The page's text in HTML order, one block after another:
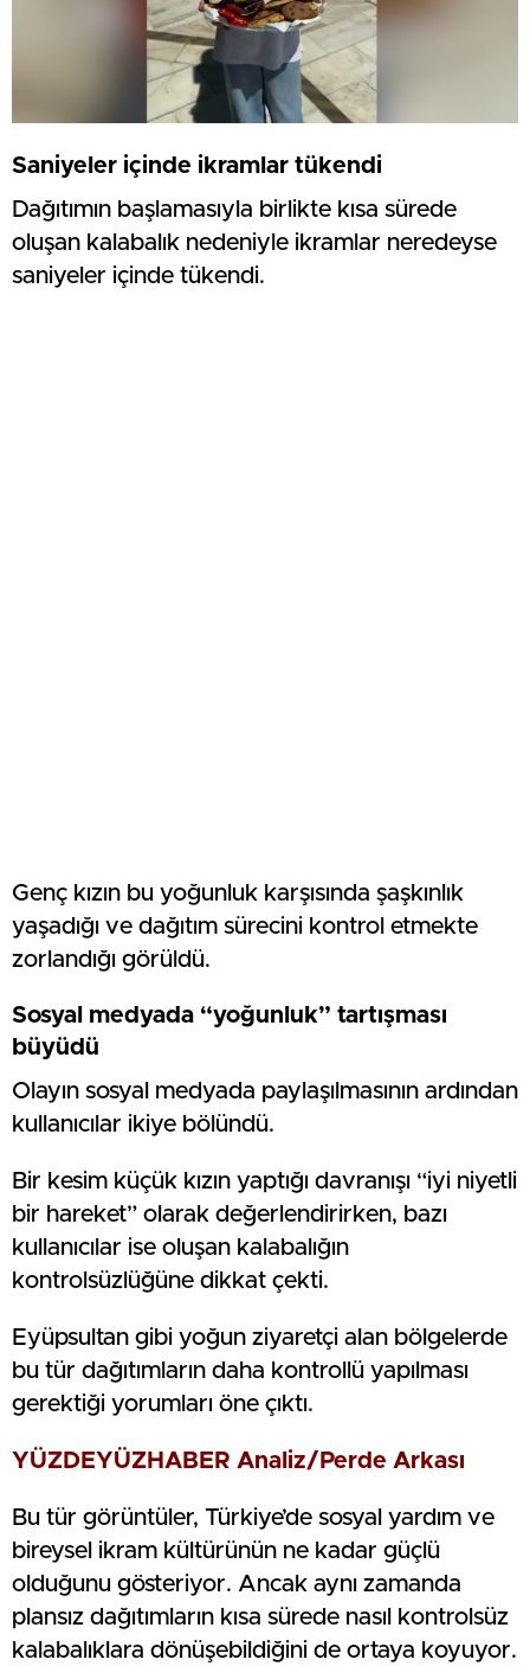
Saniyeler içinde ikramlar tükendi
Dağıtımın başlamasıyla birlikte kısa sürede
oluşan kalabalık nedeniyle ikramlar neredeyse
saniyeler içinde tükendi.
Genç kızın bu yoğunluk karşısında şaşkınlık
yaşadığı ve dağıtım sürecini kontrol etmekte
zorlandığı görüldü.
Sosyal medyada “yoğunluk” tartışması
büyüdü
Olayın sosyal medyada paylaşılmasının ardından
kullanıcılar ikiye bölündü.
Bir kesim küçük kızın yaptığı davranışı “iyi niyetli
bir hareket” olarak değerlendirirken, bazı
kullanıcılar ise oluşan kalabalığın
kontrolsüzlüğüne dikkat çekti.
Eyüpsultan gibi yoğun ziyaretçi alan bölgelerde
bu tür dağıtımların daha kontrollü yapılması
gerektiği yorumları öne çıktı.
YÜZDEYÜZHABER Analiz/Perde Arkası
Bu tür görüntüler, Türkiye’de sosyal yardım ve
bireysel ikram kültürünün ne kadar güçlü
olduğunu gösteriyor. Ancak aynı zamanda
plansız dağıtımların kısa sürede nasıl kontrolsüz
kalabalıklara dönüşebildiğini de ortaya koyuyor.